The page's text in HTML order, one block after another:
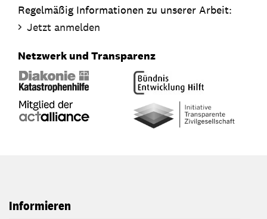
Regelmäßig Informationen zu unserer Arbeit:
Jetzt anmelden
Netzwerk und Transparenz
Informieren